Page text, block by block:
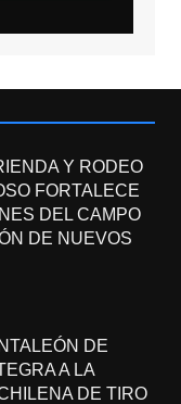
Y RODEO
FORTALECE
DEL CAMPO
DE NUEVOS
DE
A LA
DE TIRO